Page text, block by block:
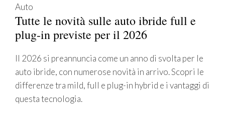
Auto
Tutte le novità sulle auto ibride full e
plug-in previste per il 2026
Il 2026 si preannuncia come un anno di svolta per le
auto ibride, con numerose novità in arrivo. Scopri le
differenze tra mild, full e plug-in hybrid e i vantaggi di
questa tecnologia.